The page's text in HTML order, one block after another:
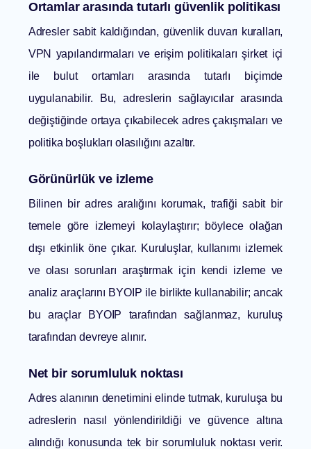
Ortamlar arasında tutarlı güvenlik politikası
Adresler sabit kaldığından, güvenlik duvarı kuralları,
VPN yapılandırmaları ve erişim politikaları şirket içi
ile bulut ortamları arasında tutarlı biçimde
uygulanabilir. Bu, adreslerin sağlayıcılar arasında
değiştiğinde ortaya çıkabilecek adres çakışmaları ve
politika boşlukları olasılığını azaltır.
Görünürlük ve izleme
Bilinen bir adres aralığını korumak, trafiği sabit bir
temele göre izlemeyi kolaylaştırır; böylece olağan
dışı etkinlik öne çıkar. Kuruluşlar, kullanımı izlemek
ve olası sorunları araştırmak için kendi izleme ve
analiz araçlarını BYOIP ile birlikte kullanabilir; ancak
bu araçlar BYOIP tarafından sağlanmaz, kuruluş
tarafından devreye alınır.
Net bir sorumluluk noktası
Adres alanının denetimini elinde tutmak, kuruluşa bu
adreslerin nasıl yönlendirildiği ve güvence altına
alındığı konusunda tek bir sorumluluk noktası verir.